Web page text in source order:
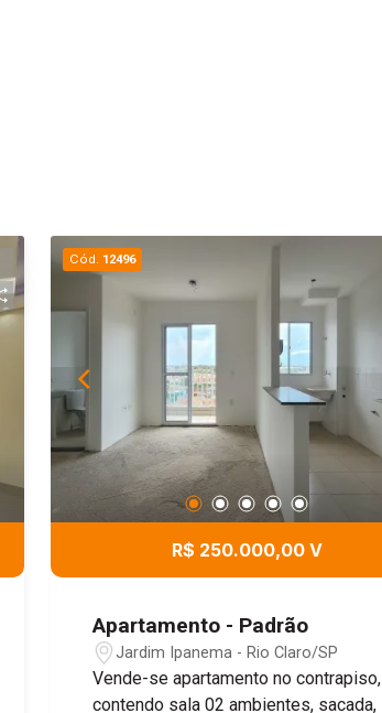
Cód. 12496
R$ 250.000,00 V
Apartamento - Padrão
Jardim Ipanema - Rio Claro/SP
Vende-se apartamento no contrapiso,
contendo sala 02 ambientes, sacada,